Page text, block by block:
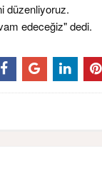
düzenliyoruz.
edeceğiz" dedi.